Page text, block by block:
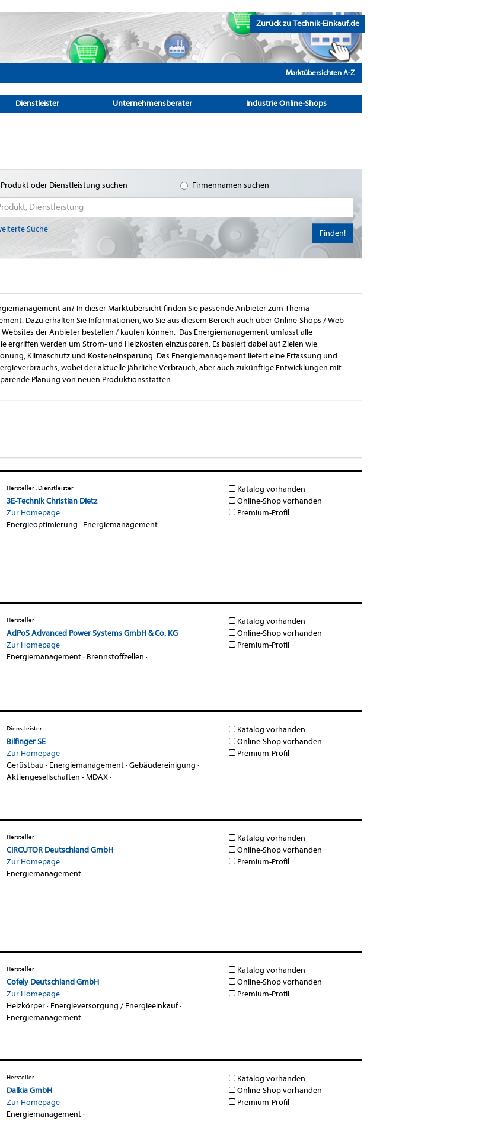
Zurück zu Technik-Einkauf.de
Marktübersichten A-Z
Dienstleister Unternehmensberater Industrie Online-Shops
Produkt oder Dienstleistung suchen Firmennamen suchen
Suche Finden!
an? In dieser Marktübersicht finden Sie passende Anbieter zum Thema
Dazu erhalten Sie Informationen, wo Sie aus diesem Bereich auch über Online-Shops / Web-
Websites der Anbieter bestellen / kaufen können. Das Energiemanagement umfasst alle
ergriffen werden um Strom- und Heizkosten einzusparen. Es basiert dabei auf Zielen wie
Klimaschutz und Kosteneinsparung. Das Energiemanagement liefert eine Erfassung und
wobei der aktuelle jährliche Verbrauch, aber auch zukünftige Entwicklungen mit
Planung von neuen Produktionsstätten.
Hersteller , Dienstleister
3E-Technik Christian Dietz
Zur Homepage
Energieoptimierung · Energiemanagement·
Katalog vorhanden
Online-Shop vorhanden
Premium-Profil
Hersteller
AdPoS Advanced Power Systems GmbH & Co. KG
Zur Homepage
Energiemanagement· Brennstoffzellen ·
Katalog vorhanden
Online-Shop vorhanden
Premium-Profil
Dienstleister
Bilfinger SE
Zur Homepage
Gerüstbau · Energiemanagement·Gebäudereinigung ·
Aktiengesellschaften - MDAX·
Katalog vorhanden
Online-Shop vorhanden
Premium-Profil
Hersteller
CIRCUTOR Deutschland GmbH
Zur Homepage
Energiemanagement·
Katalog vorhanden
Online-Shop vorhanden
Premium-Profil
Hersteller
Cofely Deutschland GmbH
Zur Homepage
Heizkörper· Energieversorgung / Energieeinkauf·
Energiemanagement·
Katalog vorhanden
Online-Shop vorhanden
Premium-Profil
Hersteller
Dalkia GmbH
Zur Homepage
Energiemanagement·
Katalog vorhanden
Online-Shop vorhanden
Premium-Profil